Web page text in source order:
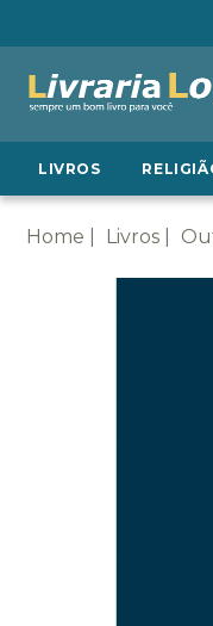
LIVROS
Home Livros